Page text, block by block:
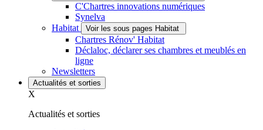
C'Chartres innovations numériques
Synelva
Habitat
Voir les sous pages Habitat
Chartres Rénov' Habitat
Déclaloc, déclarer ses chambres et meublés en
ligne
Newsletters
Actualités et sorties
X
Actualités et sorties